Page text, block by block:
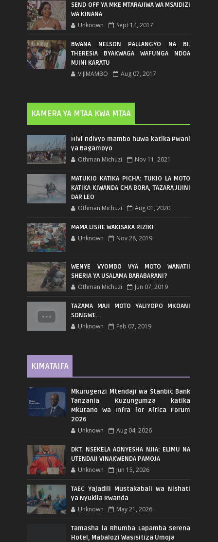
SEND OFF YA MKE MTARAJIWA WA MSAIDIZI
WA KINANA
Unknown Sept 14, 2017
BWANA NELSON PALLANGYO NA BI.
THERESIA BYAKWAGA WAFUNGA NDOA
MJINI KARATU
VIJIMAMBO Aug 07, 2017
KAMERA YA MTAA KWA MTAA
Hivi ndivyo mambo huwa katika Pwani
ya Bagamoyo
Othman Michuzi Nov 11, 2021
MATUKIO KATIKA PICHA: TUKIO LA MOTO
KATIKA KIWANDA CHA BORA, TAZARA JIJINI
DAR LEO
Othman Michuzi Aug 01, 2020
MAMA LISHE WAKISAKA RIZIKI
Unknown Nov 28, 2019
WENYE VYOMBO VYA MOTO WANATII
SHERIA YA USALAMA BARABARANI?
Othman Michuzi Jun 07, 2019
TAZAMA MAJI MOTO YALIYOPO MKOANI
SONGWE..
Unknown Feb 07, 2019
KIMATAIFA
Mkurugenzi Mtendaji wa Stanbic Bank
Tanzania Kuzungumza katika
Mkutano wa Infra for Africa Forum
2026
Unknown Aug 04, 2026
DKT. NSEKELA AONYESHA NJIA: ELIMU NA
UTENDAJI VINAKWENDA PAMOJA
Unknown Jun 15, 2026
TAEC Yajadili Mustakabali wa Nishati
ya Nyuklia Rwanda
Unknown May 21, 2026
Tamasha la Rhumba Lapamba Serena
Hotel, Mabalozi Wasisitiza Umoja